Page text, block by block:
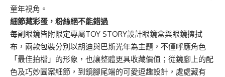
童年視角。
細節藏彩蛋，粉絲絕不能錯過
每副眼鏡皆附限定專屬TOY STORY設計眼鏡盒與眼鏡擦拭
布，兩款包裝分別以胡迪與巴斯光年為主題，不僅呼應角色
「最佳拍檔」的形象，也讓整體更具收藏價值；從鏡腳上的配
色及巧妙圖案細節，到鏡腳尾端的可愛逗趣設計，處處藏有